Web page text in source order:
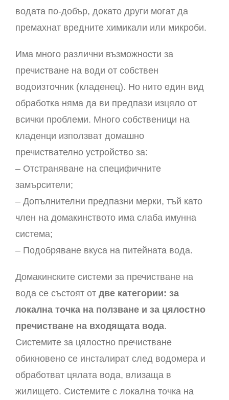
водата по-добър, докато други могат да
премахнат вредните химикали или микроби.
Има много различни възможности за
пречистване на води от собствен
водоизточник (кладенец). Но нито един вид
обработка няма да ви предпази изцяло от
всички проблеми. Много собственици на
кладенци използват домашно
пречиствателно устройство за:
– Отстраняване на специфичните
замърсители;
– Допълнителни предпазни мерки, тъй като
член на домакинството има слаба имунна
система;
– Подобряване вкуса на питейната вода.
Домакинските системи за пречистване на
вода се състоят от две категории: за
локална точка на ползване и за цялостно
пречистване на входящата вода.
Системите за цялостно пречистване
обикновено се инсталират след водомера и
обработват цялата вода, влизаща в
жилището. Системите с локална точка на